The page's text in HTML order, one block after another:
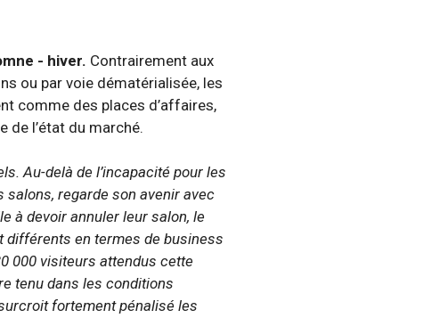
- hiver. Contrairement aux
ou par voie dématérialisée, les
comme des places d’affaires,
l’état du marché.
Au-delà de l’incapacité pour les
salons, regarde son avenir avec
à devoir annuler leur salon, le
différents en termes de business
000 visiteurs attendus cette
tenu dans les conditions
fortement pénalisé les